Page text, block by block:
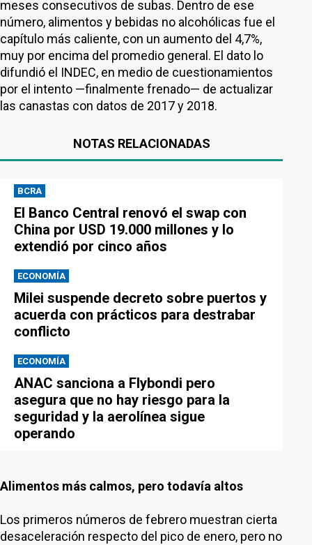
meses consecutivos de subas. Dentro de ese
número, alimentos y bebidas no alcohólicas fue el
capítulo más caliente, con un aumento del 4,7%,
muy por encima del promedio general. El dato lo
difundió el INDEC, en medio de cuestionamientos
por el intento —finalmente frenado— de actualizar
las canastas con datos de 2017 y 2018.
NOTAS RELACIONADAS
BCRA
El Banco Central renovó el swap con
China por USD 19.000 millones y lo
extendió por cinco años
ECONOMÍA
Milei suspende decreto sobre puertos y
acuerda con prácticos para destrabar
conflicto
ECONOMÍA
ANAC sanciona a Flybondi pero
asegura que no hay riesgo para la
seguridad y la aerolínea sigue
operando
Alimentos más calmos, pero todavía altos
Los primeros números de febrero muestran cierta
desaceleración respecto del pico de enero, pero no